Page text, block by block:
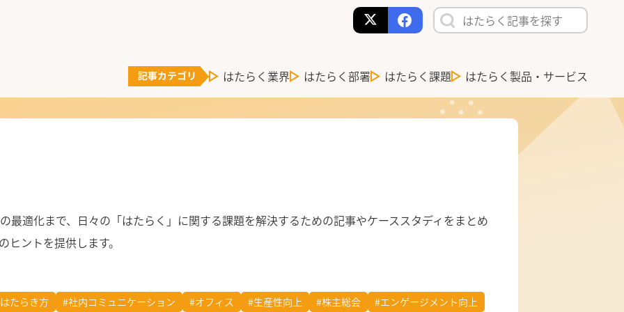
はたらく業界 はたらく部署 はたらく課題 はたらく製品・サービス
最適化まで、日々の「はたらく」に関する課題を解決するための記事やケーススタディをまとめ
ントを提供します。
たらき方 #社内コミュニケーション #オフィス #生産性向上 #株主総会 #エンゲージメント向上